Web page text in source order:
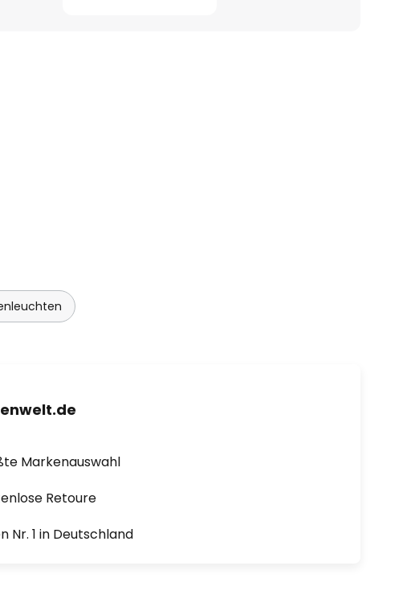
Markenauswahl
Retoure
Nr. 1 in Deutschland